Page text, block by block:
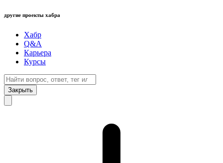
другие проекты хабра
Хабр
Q&A
Карьера
Курсы
Закрыть